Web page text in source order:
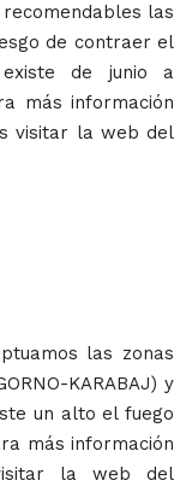
las
de contraer el
existe de junio a
más información
visitar la web del
las zonas
KARABAJ) y
un alto el fuego
más información
la web del